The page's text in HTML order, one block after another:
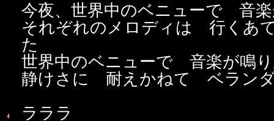
今夜、世界中のベニューで 音
それぞれのメロディは 行くあ
た
世界中のベニューで 音楽が鳴
静けさに 耐えかねて ベラン
ラララ